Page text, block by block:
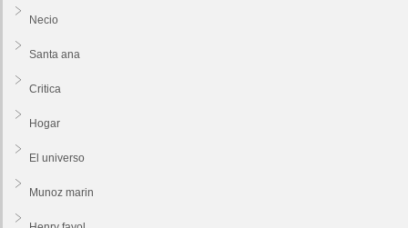
Necio
Santa ana
Critica
Hogar
El universo
Munoz marin